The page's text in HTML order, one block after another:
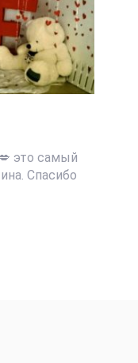
это самый
Спасибо